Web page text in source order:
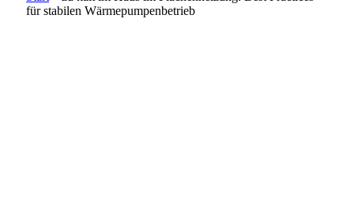
für stabilen Wärmepumpenbetrieb